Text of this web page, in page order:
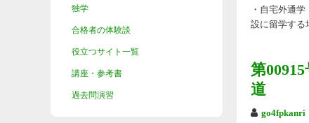
・自宅外通
設に留学する
第
道
go4fpkanri
独学
合格者の体験談
役立つサイト一覧
講座・参考書
過去問演習